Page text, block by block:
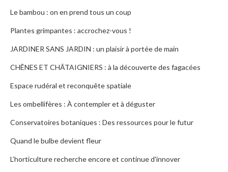
Le bambou : on en prend tous un coup
Plantes grimpantes : accrochez-vous !
JARDINER SANS JARDIN : un plaisir à portée de main
CHÊNES ET CHÂTAIGNIERS : à la découverte des fagacées
Espace rudéral et reconquête spatiale
Les ombellifères : À contempler et à déguster
Conservatoires botaniques : Des ressources pour le futur
Quand le bulbe devient fleur
L’horticulture recherche encore et continue d'innover